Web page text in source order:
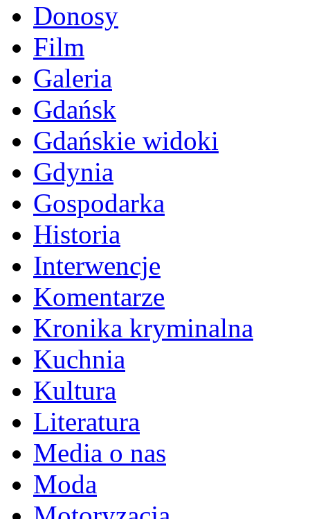
Donosy
Film
Galeria
Gdańsk
Gdańskie widoki
Gdynia
Gospodarka
Historia
Interwencje
Komentarze
Kronika kryminalna
Kuchnia
Kultura
Literatura
Media o nas
Moda